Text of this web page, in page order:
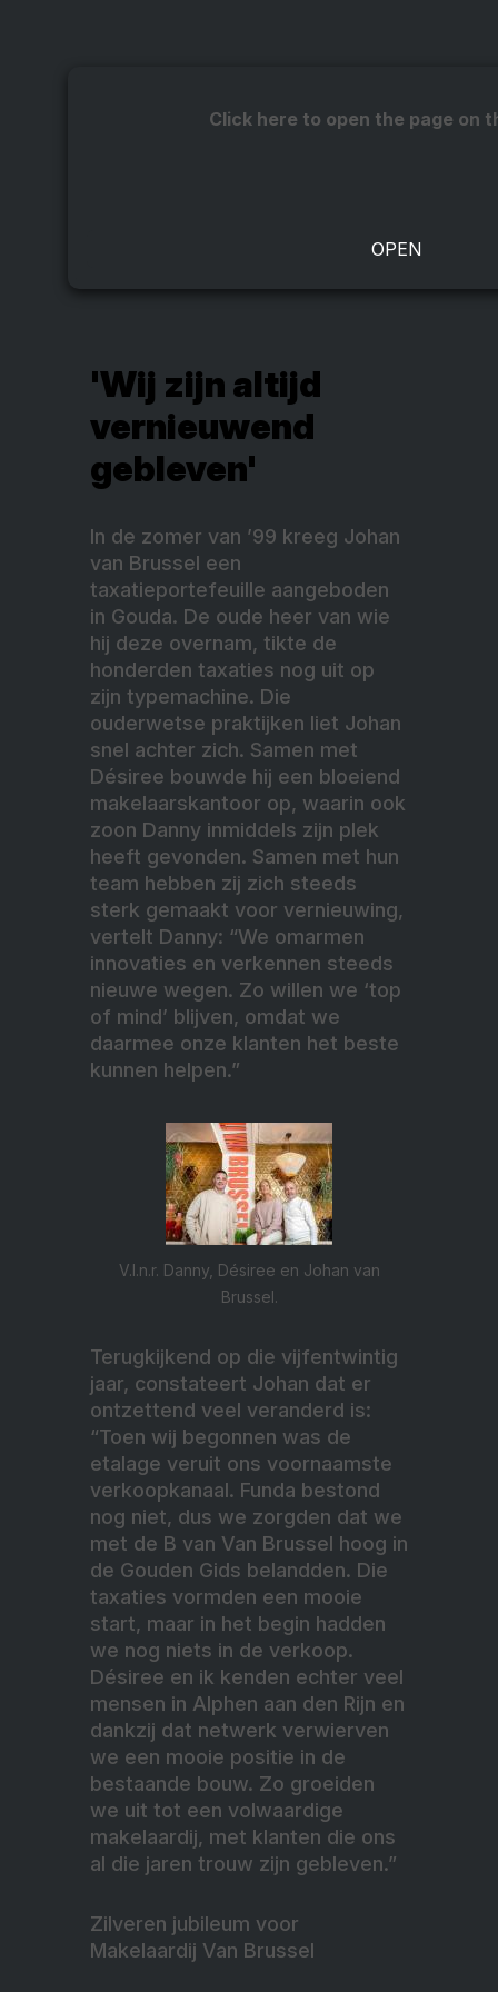
Click here to open the page on
'Wij zijn altijd
vernieuwend
gebleven'
In de zomer van ’99 kreeg Johan
van Brussel een
taxatieportefeuille aangeboden
in Gouda. De oude heer van wie
hij deze overnam, tikte de
honderden taxaties nog uit op
zijn typemachine. Die
ouderwetse praktijken liet Johan
snel achter zich. Samen met
Désiree bouwde hij een bloeiend
makelaarskantoor op, waarin ook
zoon Danny inmiddels zijn plek
heeft gevonden. Samen met hun
team hebben zij zich steeds
sterk gemaakt voor vernieuwing,
vertelt Danny: “We omarmen
innovaties en verkennen steeds
nieuwe wegen. Zo willen we ‘top
of mind’ blijven, omdat we
daarmee onze klanten het beste
kunnen helpen.”
V.l.n.r. Danny, Désiree en Johan van
Brussel.
Terugkijkend op die vijfentwintig
jaar, constateert Johan dat er
ontzettend veel veranderd is:
“Toen wij begonnen was de
etalage veruit ons voornaamste
verkoopkanaal. Funda bestond
nog niet, dus we zorgden dat we
met de B van Van Brussel hoog in
de Gouden Gids belandden. Die
taxaties vormden een mooie
start, maar in het begin hadden
we nog niets in de verkoop.
Désiree en ik kenden echter veel
mensen in Alphen aan den Rijn en
dankzij dat netwerk verwierven
we een mooie positie in de
bestaande bouw. Zo groeiden
we uit tot een volwaardige
makelaardij, met klanten die ons
al die jaren trouw zijn gebleven.”
Zilveren jubileum voor
Makelaardij Van Brussel